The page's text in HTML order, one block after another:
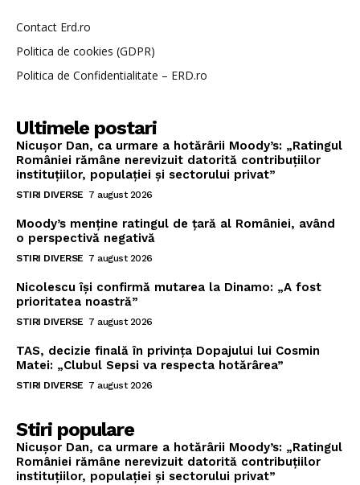
Contact Erd.ro
Politica de cookies (GDPR)
Politica de Confidentialitate – ERD.ro
Ultimele postari
Nicușor Dan, ca urmare a hotărârii Moody’s: „Ratingul
României rămâne nerevizuit datorită contribuțiilor
instituțiilor, populației și sectorului privat”
STIRI DIVERSE 7 august 2026
Moody’s menține ratingul de țară al României, având
o perspectivă negativă
STIRI DIVERSE 7 august 2026
Nicolescu își confirmă mutarea la Dinamo: „A fost
prioritatea noastră”
STIRI DIVERSE 7 august 2026
TAS, decizie finală în privința Dopajului lui Cosmin
Matei: „Clubul Sepsi va respecta hotărârea”
STIRI DIVERSE 7 august 2026
Stiri populare
Nicușor Dan, ca urmare a hotărârii Moody’s: „Ratingul
României rămâne nerevizuit datorită contribuțiilor
instituțiilor, populației și sectorului privat”